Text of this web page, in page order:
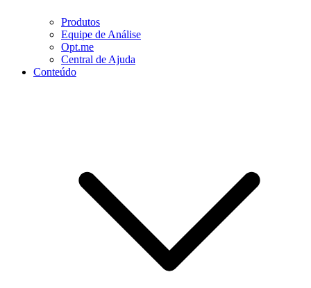
Produtos
Equipe de Análise
Opt.me
Central de Ajuda
Conteúdo